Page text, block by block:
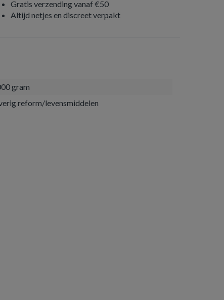
Gratis verzending vanaf €50
Altijd netjes en discreet verpakt
gram
reform/levensmiddelen